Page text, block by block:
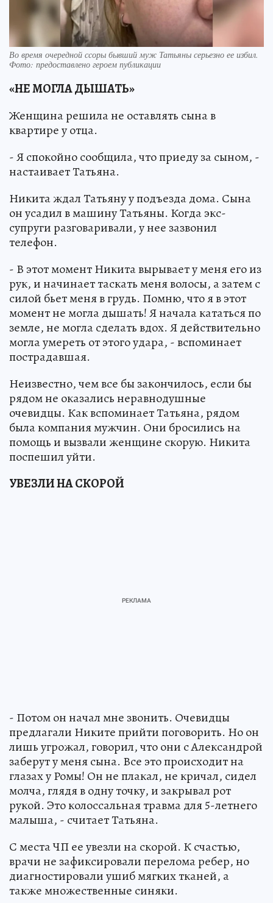
Во время очередной ссоры бывший муж Татьяны серьезно ее избил.
Фото: предоставлено героем публикации
«НЕ МОГЛА ДЫШАТЬ»
Женщина решила не оставлять сына в
квартире у отца.
- Я спокойно сообщила, что приеду за сыном, -
настаивает Татьяна.
Никита ждал Татьяну у подъезда дома. Сына
он усадил в машину Татьяны. Когда экс-
супруги разговаривали, у нее зазвонил
телефон.
- В этот момент Никита вырывает у меня его из
рук, и начинает таскать меня волосы, а затем с
силой бьет меня в грудь. Помню, что я в этот
момент не могла дышать! Я начала кататься по
земле, не могла сделать вдох. Я действительно
могла умереть от этого удара, - вспоминает
пострадавшая.
Неизвестно, чем все бы закончилось, если бы
рядом не оказались неравнодушные
очевидцы. Как вспоминает Татьяна, рядом
была компания мужчин. Они бросились на
помощь и вызвали женщине скорую. Никита
поспешил уйти.
УВЕЗЛИ НА СКОРОЙ
- Потом он начал мне звонить. Очевидцы
предлагали Никите прийти поговорить. Но он
лишь угрожал, говорил, что они с Александрой
заберут у меня сына. Все это происходит на
глазах у Ромы! Он не плакал, не кричал, сидел
молча, глядя в одну точку, и закрывал рот
рукой. Это колоссальная травма для 5-летнего
малыша, - считает Татьяна.
С места ЧП ее увезли на скорой. К счастью,
врачи не зафиксировали перелома ребер, но
диагностировали ушиб мягких тканей, а
также множественные синяки.